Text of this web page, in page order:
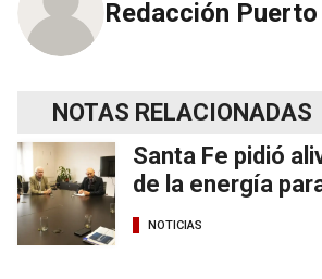
Redacción
NOTAS RELACIONADAS
Santa Fe pidió
de la energía
NOTICIAS